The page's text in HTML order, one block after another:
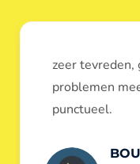
Dank u voor
heel goed
ontstoppers
Eric